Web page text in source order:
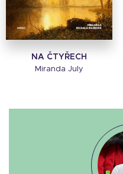
NA ČTYŘECH
Miranda July